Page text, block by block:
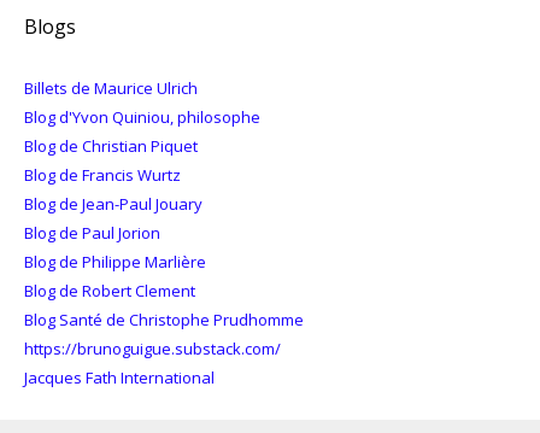
Blogs
Billets de Maurice Ulrich
Blog d'Yvon Quiniou, philosophe
Blog de Christian Piquet
Blog de Francis Wurtz
Blog de Jean-Paul Jouary
Blog de Paul Jorion
Blog de Philippe Marlière
Blog de Robert Clement
Blog Santé de Christophe Prudhomme
https://brunoguigue.substack.com/
Jacques Fath International